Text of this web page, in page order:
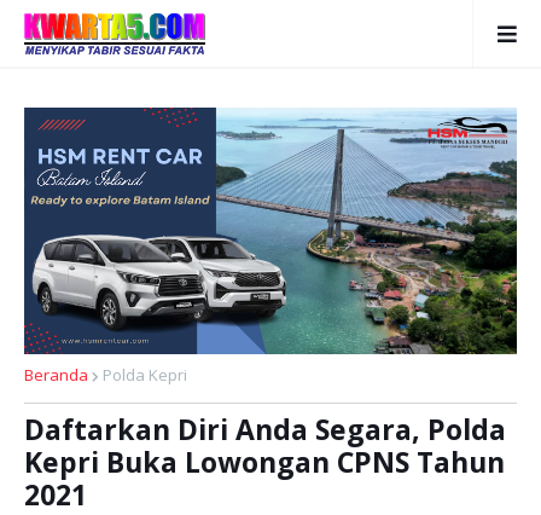
Beranda Polda Kepri
Daftarkan Diri Anda Segara, Polda
Kepri Buka Lowongan CPNS Tahun
2021